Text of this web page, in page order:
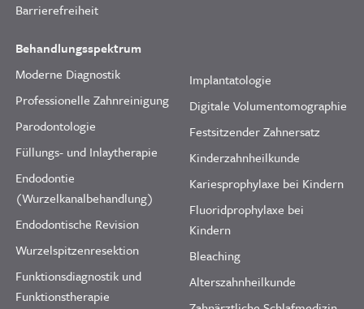
Barrierefreiheit
Behandlungsspektrum
Moderne Diagnostik
Professionelle Zahnreinigung
Parodontologie
Füllungs- und Inlaytherapie
Endodontie
(Wurzelkanalbehandlung)
Endodontische Revision
Wurzelspitzenresektion
Funktionsdiagnostik und
Funktionstherapie
Implantatologie
Digitale Volumentomographie
Festsitzender Zahnersatz
Kinderzahnheilkunde
Kariesprophylaxe bei Kindern
Fluoridprophylaxe bei
Kindern
Bleaching
Alterszahnheilkunde